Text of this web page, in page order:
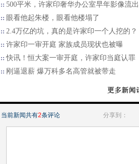
500平米，许家印奢华办公室早年影像流出
眼看他起朱楼，眼看他楼塌了
2.4万亿的坑，真的是许家印一个人挖的？
许家印一审开庭 家族成员现状也被曝
快讯！恒大案一审开庭，许家印当庭认罪
刚逼退薪 爆万科多名高管就被带走
当前新闻共有2条评论 分享到：